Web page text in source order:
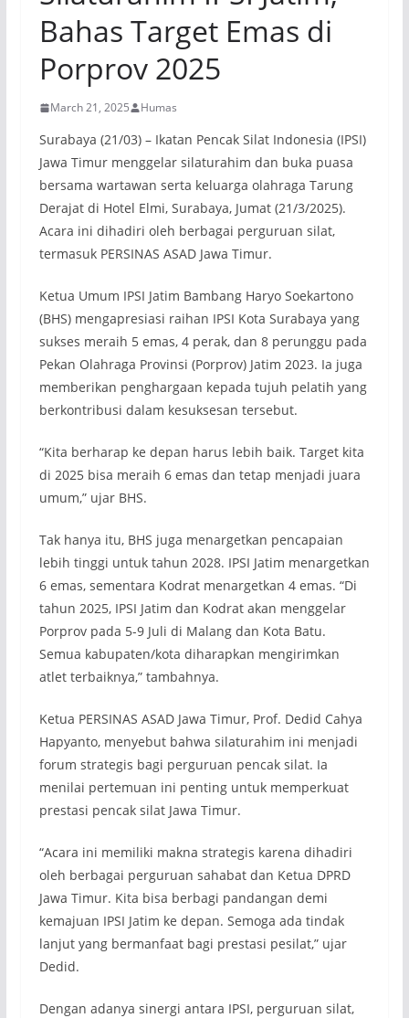
Bahas Target Emas di
Porprov 2025
March 21, 2025 Humas
Surabaya (21/03) – Ikatan Pencak Silat Indonesia (IPSI)
Jawa Timur menggelar silaturahim dan buka puasa
bersama wartawan serta keluarga olahraga Tarung
Derajat di Hotel Elmi, Surabaya, Jumat (21/3/2025).
Acara ini dihadiri oleh berbagai perguruan silat,
termasuk PERSINAS ASAD Jawa Timur.
Ketua Umum IPSI Jatim Bambang Haryo Soekartono
(BHS) mengapresiasi raihan IPSI Kota Surabaya yang
sukses meraih 5 emas, 4 perak, dan 8 perunggu pada
Pekan Olahraga Provinsi (Porprov) Jatim 2023. Ia juga
memberikan penghargaan kepada tujuh pelatih yang
berkontribusi dalam kesuksesan tersebut.
“Kita berharap ke depan harus lebih baik. Target kita
di 2025 bisa meraih 6 emas dan tetap menjadi juara
umum,” ujar BHS.
Tak hanya itu, BHS juga menargetkan pencapaian
lebih tinggi untuk tahun 2028. IPSI Jatim menargetkan
6 emas, sementara Kodrat menargetkan 4 emas. “Di
tahun 2025, IPSI Jatim dan Kodrat akan menggelar
Porprov pada 5-9 Juli di Malang dan Kota Batu.
Semua kabupaten/kota diharapkan mengirimkan
atlet terbaiknya,” tambahnya.
Ketua PERSINAS ASAD Jawa Timur, Prof. Dedid Cahya
Hapyanto, menyebut bahwa silaturahim ini menjadi
forum strategis bagi perguruan pencak silat. Ia
menilai pertemuan ini penting untuk memperkuat
prestasi pencak silat Jawa Timur.
“Acara ini memiliki makna strategis karena dihadiri
oleh berbagai perguruan sahabat dan Ketua DPRD
Jawa Timur. Kita bisa berbagi pandangan demi
kemajuan IPSI Jatim ke depan. Semoga ada tindak
lanjut yang bermanfaat bagi prestasi pesilat,” ujar
Dedid.
Dengan adanya sinergi antara IPSI, perguruan silat,